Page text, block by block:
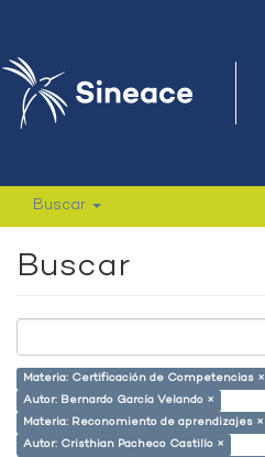
Buscar
Buscar
Materia: Certificación de Competencias ×
Autor: Bernardo García Velando ×
Materia: Reconomiento de aprendizajes ×
Autor: Cristhian Pacheco Castillo ×